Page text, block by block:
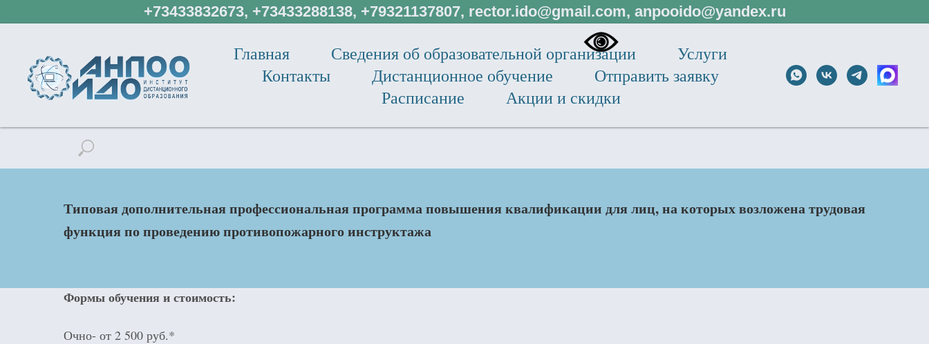
+73433832673, +73433288138, +79321137807, rector.ido@gmail.com, anpooido@yandex.ru
Главная Сведения об образовательной организации
Услуги
Контакты
Дистанционное обучение
Отправить заявку
Расписание
Акции и скидки
Типовая дополнительная профессиональная программа повышения квалификации для лиц, на которых возложена трудовая
функция по проведению противопожарного инструктажа
Формы обучения и стоимость:
Очно- от 2 500 руб.*